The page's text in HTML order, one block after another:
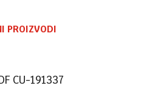
PROIZVODI
CU-191337